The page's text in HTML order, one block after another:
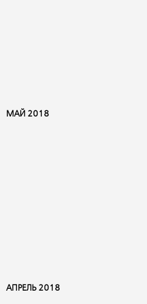
МАЙ 2018
АПРЕЛЬ 2018